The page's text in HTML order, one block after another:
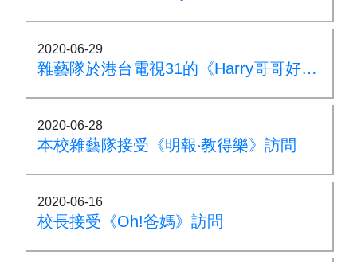
2020-06-29
雜藝隊於港台電視31的《Harry哥哥好鄰居》中表演
2020-06-28
本校雜藝隊接受《明報‧教得樂》訪問
2020-06-16
校長接受《Oh!爸媽》訪問